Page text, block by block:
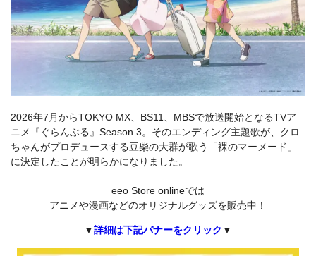
2026年7月からTOKYO MX、BS11、MBSで放送開始となるTVア
ニメ『ぐらんぶる』Season 3。そのエンディング主題歌が、クロ
ちゃんがプロデュースする豆柴の大群が歌う「裸のマーメード」
に決定したことが明らかになりました。
eeo Store onlineでは
アニメや漫画などのオリジナルグッズを販売中！
▼詳細は下記バナーをクリック ▼